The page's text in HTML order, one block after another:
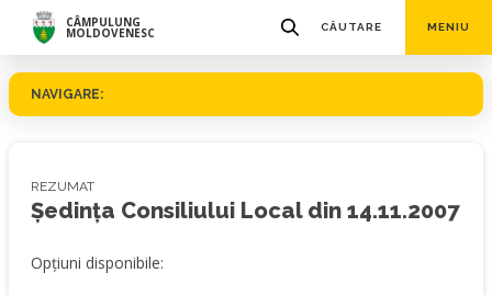
CÂMPULUNG
MOLDOVENESC CĂUTARE MENIU
NAVIGARE:
REZUMAT
Ședința Consiliului Local din 14.11.2007
Opțiuni disponibile: